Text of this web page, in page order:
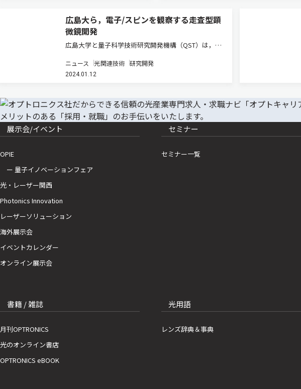
広島大ら，電子/スピンを観察する走査型顕
微鏡開発
広島大学と量子科学技術研究開発機構（QST）は，数
を超精密に観察できる空間・スピン・角度分解光電子
分光 （顕微SARPES）の開発に世界で初めて成功した
ニュース 光関連技術 研究開発
2024.01.12
展示会/イベント
OPIE
ー 量子イノベーションフェア
光・レーザー関西
Photonics Innovation
レーザーソリューション
海外展示会
イベントカレンダー
オンライン展示会
セミナー
セミナー一覧
書籍 / 雑誌
月刊OPTRONICS
光のオンライン書店
OPTRONICS eBOOK
光用語
レンズ辞典＆事典